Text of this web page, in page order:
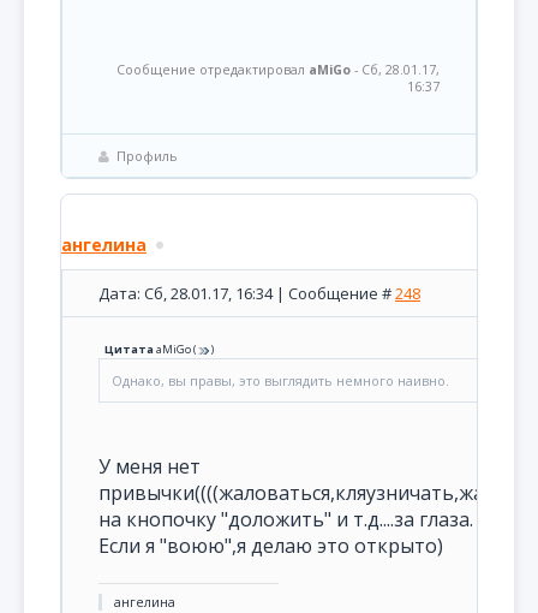
Сообщение отредактировал aMiGo - Сб, 28.01.17,
16:37
Профиль
ангелина
Дата: Сб, 28.01.17, 16:34 | Сообщение #248
ЦитатаaMiGo( )
Однако, вы правы, это выглядить немного наивно.
У меня нет
привычки((((жаловаться,кляузничать,жать
на кнопочку "доложить" и т.д....за глаза.
Если я "воюю",я делаю это открыто)
ангелина